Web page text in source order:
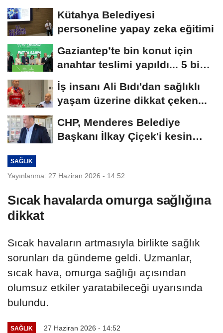
Kütahya Belediyesi
personeline yapay zeka eğitimi
Gaziantep’te bin konut için
anahtar teslimi yapıldı... 5 bin
konutluk...
İş insanı Ali Bıdı'dan sağlıklı
yaşam üzerine dikkat çeken...
CHP, Menderes Belediye
Başkanı İlkay Çiçek'i kesin
SAĞLIK
Yayınlanma: 27 Haziran 2026 - 14:52
Sıcak havalarda omurga sağlığına
dikkat
Sıcak havaların artmasıyla birlikte sağlık
sorunları da gündeme geldi. Uzmanlar,
sıcak hava, omurga sağlığı açısından
olumsuz etkiler yaratabileceği uyarısında
bulundu.
SAĞLIK 27 Haziran 2026 - 14:52